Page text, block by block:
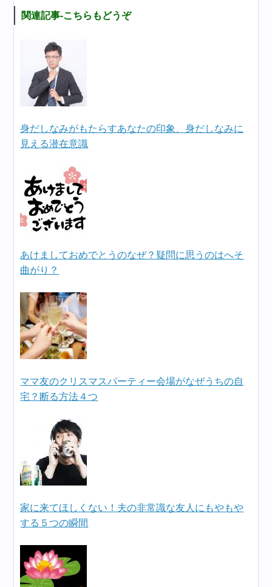
関連記事-こちらもどうぞ
身だしなみがもたらすあなたの印象、身だしなみに
見える潜在意識
あけましておめでとうのなぜ？疑問に思うのはへそ
曲がり？
ママ友のクリスマスパーティー会場がなぜうちの自
宅？断る方法４つ
家に来てほしくない！夫の非常識な友人にもやもや
する５つの瞬間